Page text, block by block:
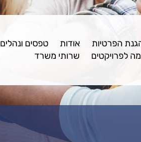
הפרטיות אודות טפסים ונהלים
לפרויקטים
שרותי משרד